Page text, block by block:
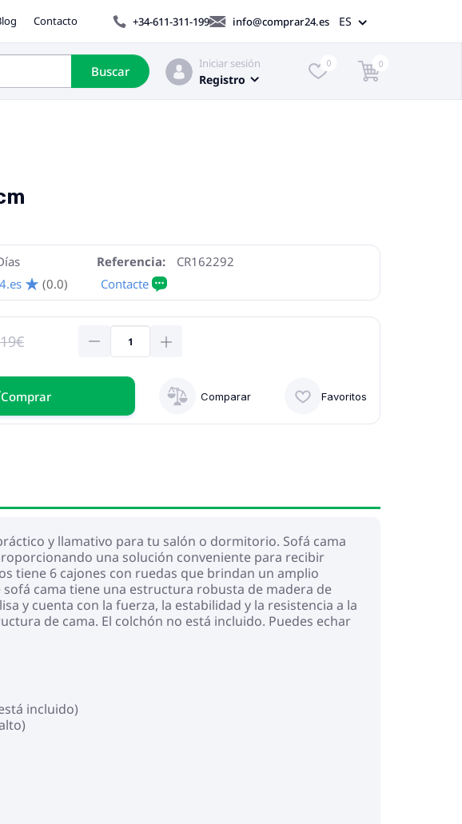
Contacto +34-611-311-199 info@comprar24.es ES
Buscar
Iniciar sesión
Registro
0 0
Referencia:
CR162292
(0.0)
Сomprar Favoritos
Comparar
y llamativo para tu salón o dormitorio. Sofá cama
una solución conveniente para recibir
tiene 6 cajones con ruedas que brindan un amplio
cama tiene una estructura robusta de madera de
y cuenta con la fuerza, la estabilidad y la resistencia a la
de cama. El colchón no está incluido. Puedes echar
incluido)